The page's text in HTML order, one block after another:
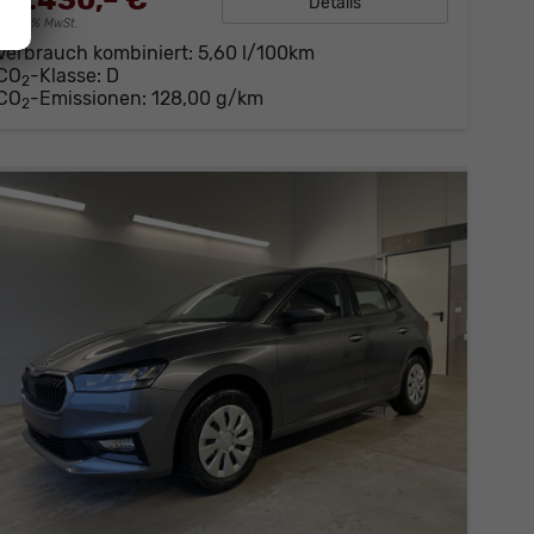
incl. 19% MwSt.
kombiniert: 5,60 l/100km
2-Klasse: D
2-Emissionen: 128,00 g/km